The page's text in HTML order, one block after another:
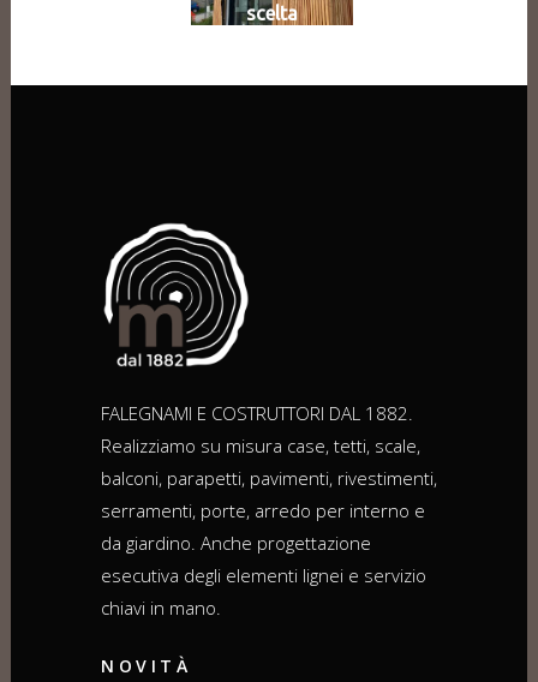
scelta
FALEGNAMI E COSTRUTTORI DAL 1882.
Realizziamo su misura case, tetti, scale,
balconi, parapetti, pavimenti, rivestimenti,
serramenti, porte, arredo per interno e
da giardino. Anche progettazione
esecutiva degli elementi lignei e servizio
chiavi in mano.
NOVITÀ